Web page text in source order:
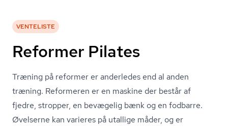
VENTELISTE
Reformer Pilates
Træning på reformer er anderledes end al anden
træning. Reformeren er en maskine der består af
fjedre, stropper, en bevægelig bænk og en fodbarre.
Øvelserne kan varieres på utallige måder, og er